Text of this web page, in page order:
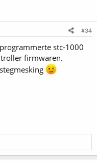
#34
stc-1000
firmwaren.